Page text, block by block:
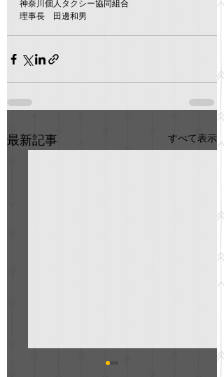
神奈川個人タクシー協同組合
理事長　田邊和男
最新記事 すべて表示